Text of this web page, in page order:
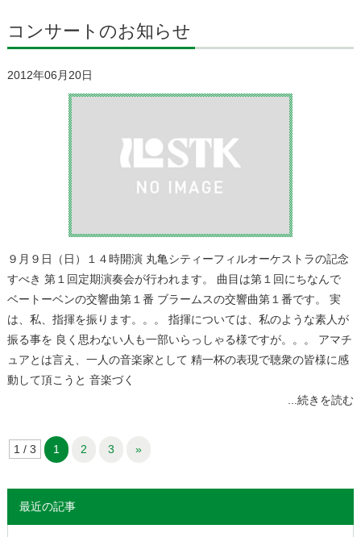
コンサートのお知らせ
2012年06月20日
９月９日（日）１４時開演 丸亀シティーフィルオーケストラの記念
すべき 第１回定期演奏会が行われます。 曲目は第１回にちなんで
ベートーベンの交響曲第１番 ブラームスの交響曲第１番です。 実
は、私、指揮を振ります。。。 指揮については、私のような素人が
振る事を 良く思わない人も一部いらっしゃる様ですが。。。 アマチ
ュアとは言え、一人の音楽家として 精一杯の表現で聴衆の皆様に感
動して頂こうと 音楽づく
...続きを読む
1 / 3 1 2 3 »
最近の記事